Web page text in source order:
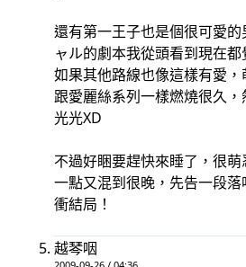
還有第一王子也是個很可愛
ャル的劇本我從頭看到現在都
如果其他路線也像這樣有愛
跟愛麗絲系列一樣燃燒很久
光光XD
不過好睏要趕快來睡了，很
一點又混到很晚，先告一段
衝結局！
越琴咽